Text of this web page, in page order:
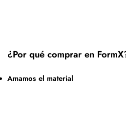
¿Por qué comprar en
Amamos el material